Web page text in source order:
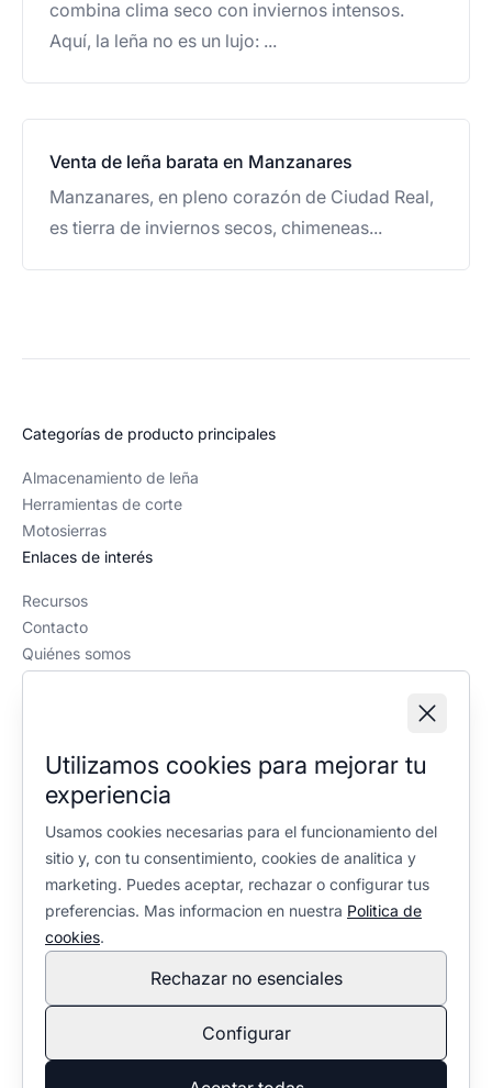
combina clima seco con inviernos intensos.
Aquí, la leña no es un lujo: ...
Venta de leña barata en Manzanares
Manzanares, en pleno corazón de Ciudad Real,
es tierra de inviernos secos, chimeneas...
Utilizamos cookies para mejorar tu
experiencia
Usamos cookies necesarias para el funcionamiento del
sitio y, con tu consentimiento, cookies de analitica y
marketing. Puedes aceptar, rechazar o configurar tus
preferencias. Mas informacion en nuestra Politica de
cookies.
Rechazar no esenciales
Configurar
Categorías de producto principales
Almacenamiento de leña
Herramientas de corte
Motosierras
Enlaces de interés
Recursos
Contacto
Quiénes somos
Política editorial
Política de privacidad
Política de cookies
Configuración de cookies
En calidad de Afiliado de Amazon, obtengo ingresos por las
compras adscritas que cumplen los requisitos aplicables. No
condiciona la selección ni la valoración de los productos:
política editorial.